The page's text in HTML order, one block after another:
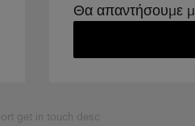
Θα απαντήσουμε
get in touch desc